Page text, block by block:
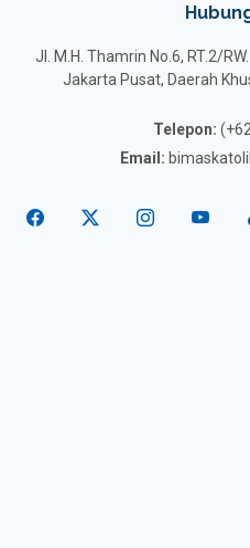
Jl. M.H. Thamrin No.6, RT.2/
Jakarta Pusat, Daerah
Telepon:
Email: